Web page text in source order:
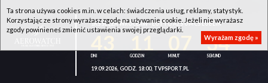
1KS ŚLĘZA WROCŁAW - LOTTO AZS UMCS LUBLIN
34
19.09.2026, GODZ. 18:00, TVPSPORT.PL
Ta strona używa cookies m.in. w celach: świadczenia usług, reklamy, statystyk.
Korzystając ze strony wyrażasz zgodę na używanie cookie. Jeżeli nie wyrażasz
zgody powinieneś zmienić ustawienia swojej przeglądarki.
Wyrażam zgodę »